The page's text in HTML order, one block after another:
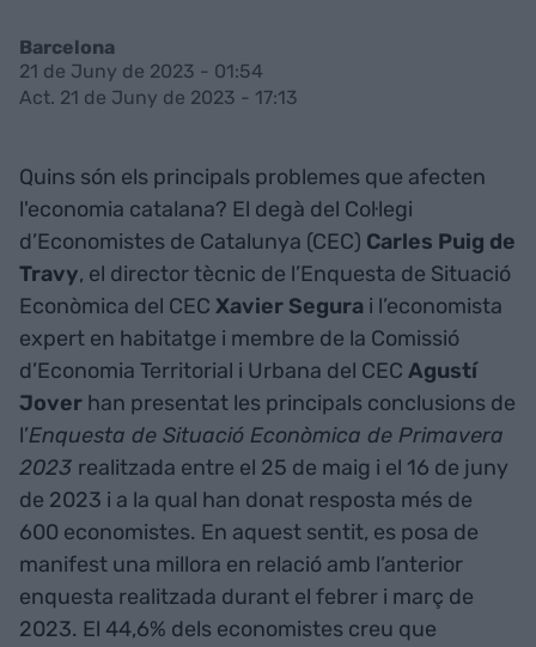
Barcelona
21 de Juny de 2023 - 01:54
Act. 21 de Juny de 2023 - 17:13
Quins són els principals problemes que afecten
l'economia catalana? El degà del Col·legi
d’Economistes de Catalunya (CEC) Carles Puig de
Travy, el director tècnic de l’Enquesta de Situació
Econòmica del CEC Xavier Segura i l’economista
expert en habitatge i membre de la Comissió
d’Economia Territorial i Urbana del CEC Agustí
Jover han presentat les principals conclusions de
l’Enquesta de Situació Econòmica de Primavera
2023 realitzada entre el 25 de maig i el 16 de juny
de 2023 i a la qual han donat resposta més de
600 economistes. En aquest sentit, es posa de
manifest una millora en relació amb l’anterior
enquesta realitzada durant el febrer i març de
2023. El 44,6% dels economistes creu que